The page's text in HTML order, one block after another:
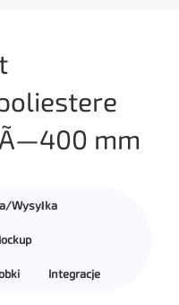
mm
Wysyłka
Integracje